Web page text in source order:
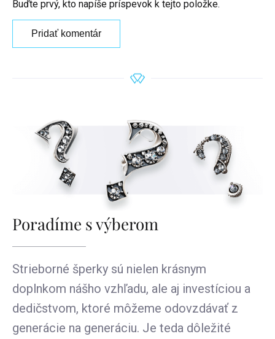
Buďte prvý, kto napíše príspevok k tejto položke.
Pridať komentár
Poradíme s výberom
Strieborné šperky sú nielen krásnym
doplnkom nášho vzhľadu, ale aj investíciou a
dedičstvom, ktoré môžeme odovzdávať z
generácie na generáciu. Je teda dôležité